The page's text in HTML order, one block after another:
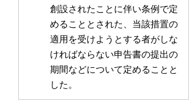
創設されたことに伴い条例で定
めることとされた、当該措置の
適用を受けようとする者がしな
ければならない申告書の提出の
期間などについて定めることと
した。